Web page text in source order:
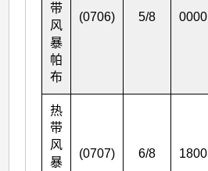
带
风
暴
帕
布
(0706) 5/8 0000
热
带
风
暴
(0707) 6/8 1800